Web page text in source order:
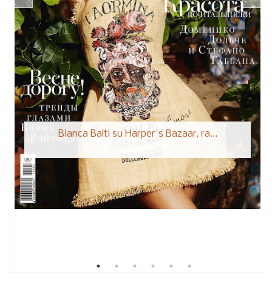
Bianca Balti su Harper's Bazaar, ra...